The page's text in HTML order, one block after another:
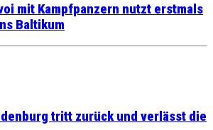
mit Kampfpanzern nutzt erstmals
Baltikum
tritt zurück und verlässt die